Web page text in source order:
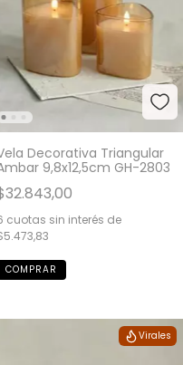
Decorativa Triangular
9,8x12,5cm GH-2803
cuotas sin interés de
Virales